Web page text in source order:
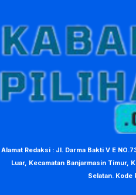
Alamat Redaksi : Jl. Darma Bakti V E
Luar, Kecamatan Banjarmasin Timur,
Selatan. Kode